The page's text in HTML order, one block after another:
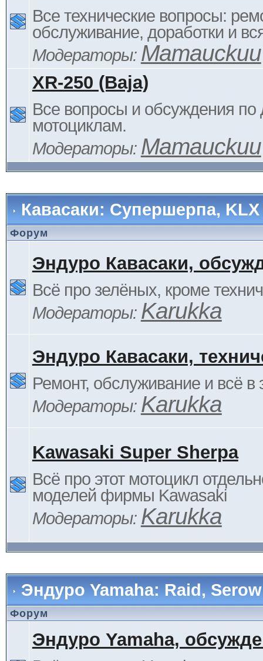
Все технические вопросы:
обслуживание, доработки и
Модераторы: Mamauckuu
XR-250 (Baja)
Все вопросы и обсуждения
мотоциклам.
Модераторы: Mamauckuu
Кавасаки: Супершерпа,
Форум
Эндуро Кавасаки,
Всё про зелёных, кроме
Модераторы: Karukka
Эндуро Кавасаки,
Ремонт, обслуживание и всё в
Модераторы: Karukka
Kawasaki Super Sherpa
Всё про этот мотоцикл
моделей фирмы Kawasaki
Модераторы: Karukka
Эндуро Yamaha: Raid,
Форум
Эндуро Yamaha,